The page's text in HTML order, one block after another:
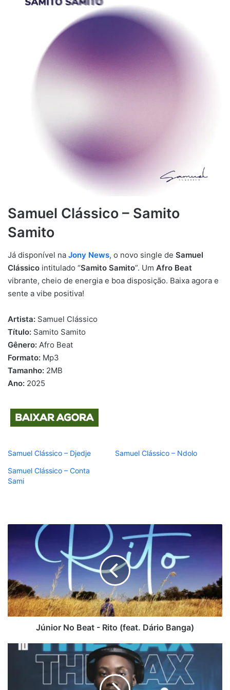
Samuel Clássico – Samito
Samito
Já disponível na Jony News, o novo single de Samuel
Clássico intitulado “Samito Samito”. Um Afro Beat
vibrante, cheio de energia e boa disposição. Baixa agora e
sente a vibe positiva!
Artista: Samuel Clássico
Título: Samito Samito
Gênero: Afro Beat
Formato: Mp3
Tamanho: 2MB
Ano: 2025
Samuel Clássico – Djedje
Samuel Clássico – Ndolo
Samuel Clássico – Conta
Sami
(feat.
Dário
Banga)
Júnior No Beat - Rito (feat. Dário Banga)